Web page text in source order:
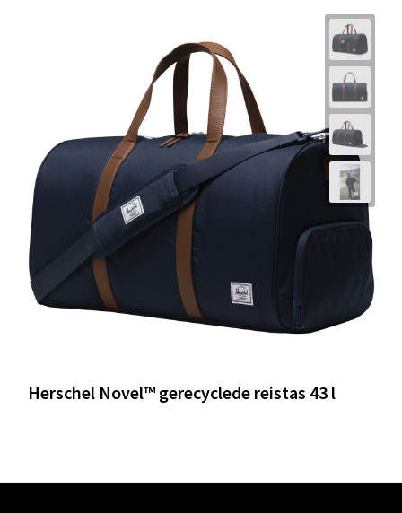
Herschel Novel™ gerecyclede reistas 43 l